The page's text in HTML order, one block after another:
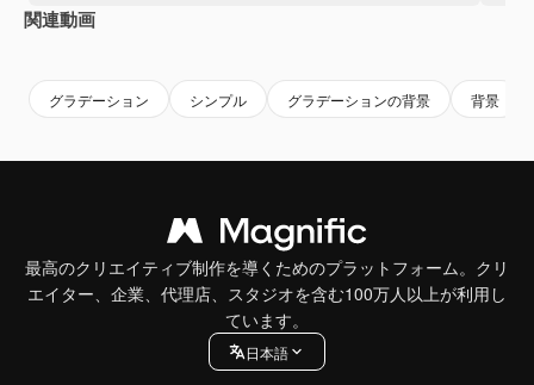
関連動画
グラデーション シンプル グラデーションの背景 背景
最高のクリエイティブ制作を導くためのプラットフォーム。クリ
エイター、企業、代理店、スタジオを含む100万人以上が利用し
ています。
日本語